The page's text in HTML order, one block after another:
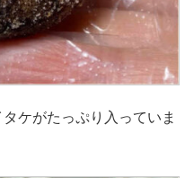
ケがたっぷり入っていま